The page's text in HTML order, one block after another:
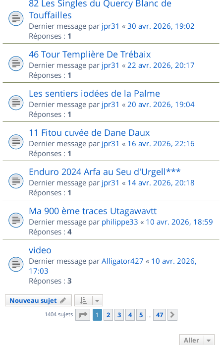
82 Les Singles du Quercy Blanc de
Touffailles
Dernier message par jpr31 « 30 avr. 2026, 19:02
Réponses : 1
46 Tour Templière De Trébaix
Dernier message par jpr31 « 22 avr. 2026, 20:17
Réponses : 1
Les sentiers iodées de la Palme
Dernier message par jpr31 « 20 avr. 2026, 19:04
Réponses : 1
11 Fitou cuvée de Dane Daux
Dernier message par jpr31 « 16 avr. 2026, 22:16
Réponses : 1
Enduro 2024 Arfa au Seu d'Urgell***
Dernier message par jpr31 « 14 avr. 2026, 20:18
Réponses : 1
Ma 900 ème traces Utagawavtt
Dernier message par philippe33 « 10 avr. 2026, 18:59
Réponses : 4
video
Dernier message par Alligator427 « 10 avr. 2026,
17:03
Réponses : 3
Nouveau sujet
1404 sujets Page 1sur
1 2 3 4 5 … 47
Aller